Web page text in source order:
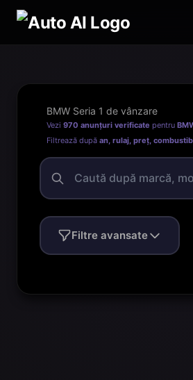
BMW Seria 1 de vânzare
Vezi 970 anunțuri verificate pentru
Filtrează după an, rulaj, preț,
Filtre avansate